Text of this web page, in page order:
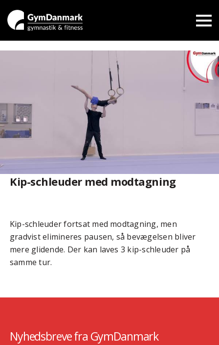
Kip-schleuder med modtagning
Kip-schleuder fortsat med modtagning, men
gradvist elimineres pausen, så bevægelsen bliver
mere glidende. Der kan laves 3 kip-schleuder på
samme tur.
Nyhedsbreve fra GymDanmark